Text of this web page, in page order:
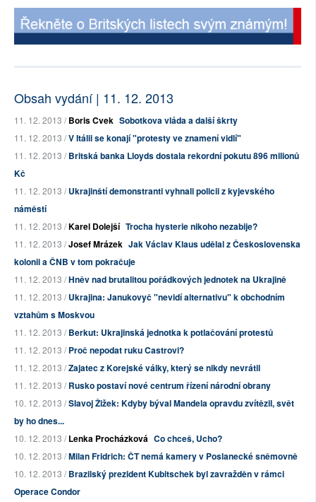
Obsah vydání | 11. 12. 2013
11. 12. 2013 /Boris Cvek Sobotkova vláda a další škrty
11. 12. 2013 /V Itálii se konají "protesty ve znamení vidlí"
11. 12. 2013 /Britská banka Lloyds dostala rekordní pokutu 896 milionů
Kč
11. 12. 2013 /Ukrajinští demonstranti vyhnali policii z kyjevského
náměstí
11. 12. 2013 /Karel Dolejší Trocha hysterie nikoho nezabije?
11. 12. 2013 /Josef Mrázek Jak Václav Klaus udělal z Československa
kolonii a ČNB v tom pokračuje
11. 12. 2013 /Hněv nad brutalitou pořádkových jednotek na Ukrajině
11. 12. 2013 /Ukrajina: Janukovyč "nevidí alternativu" k obchodním
vztahům s Moskvou
11. 12. 2013 /Berkut: Ukrajinská jednotka k potlačování protestů
11. 12. 2013 /Proč nepodat ruku Castrovi?
11. 12. 2013 /Zajatec z Korejské války, který se nikdy nevrátil
11. 12. 2013 /Rusko postaví nové centrum řízení národní obrany
10. 12. 2013 /Slavoj Žižek: Kdyby býval Mandela opravdu zvítězil, svět
by ho dnes...
10. 12. 2013 /Lenka Procházková Co chceš, Ucho?
10. 12. 2013 /Milan Fridrich: ČT nemá kamery v Poslanecké sněmovně
10. 12. 2013 /Brazilský prezident Kubitschek byl zavražděn v rámci
Operace Condor